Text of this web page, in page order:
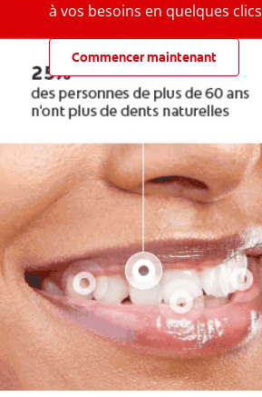
à vos besoins en quelques clics
Commencer maintenant